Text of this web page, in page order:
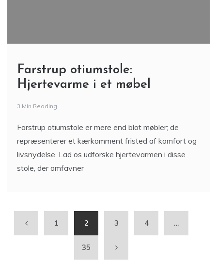
Farstrup otiumstole:
Hjertevarme i et møbel
3 Min Reading
Farstrup otiumstole er mere end blot møbler; de
repræsenterer et kærkomment fristed af komfort og
livsnydelse. Lad os udforske hjertevarmen i disse
stole, der omfavner
1 2 3 4 …
35